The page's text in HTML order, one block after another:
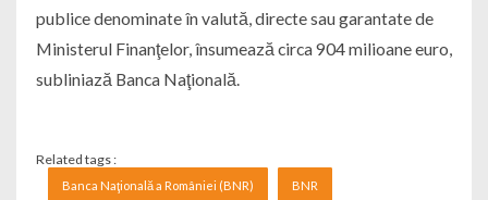
publice denominate în valută, directe sau garantate de
Ministerul Finanţelor, însumează circa 904 milioane euro,
subliniază Banca Naţională.
Related tags :
Banca Naţională a României (BNR) BNR